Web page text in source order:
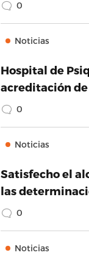
0
Noticias
Hospital de
acreditación
0
Noticias
Satisfecho el
las
0
Noticias